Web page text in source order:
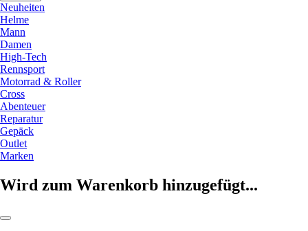
Neuheiten
Helme
Mann
Damen
High-Tech
Rennsport
Motorrad & Roller
Cross
Abenteuer
Reparatur
Gepäck
Outlet
Marken
Wird zum Warenkorb hinzugefügt...